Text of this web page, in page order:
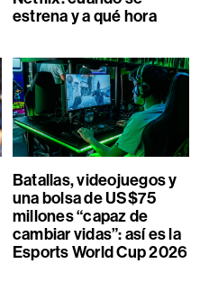
estrena y a qué hora
Batallas, videojuegos y
una bolsa de US$75
millones “capaz de
cambiar vidas”: así es la
Esports World Cup 2026